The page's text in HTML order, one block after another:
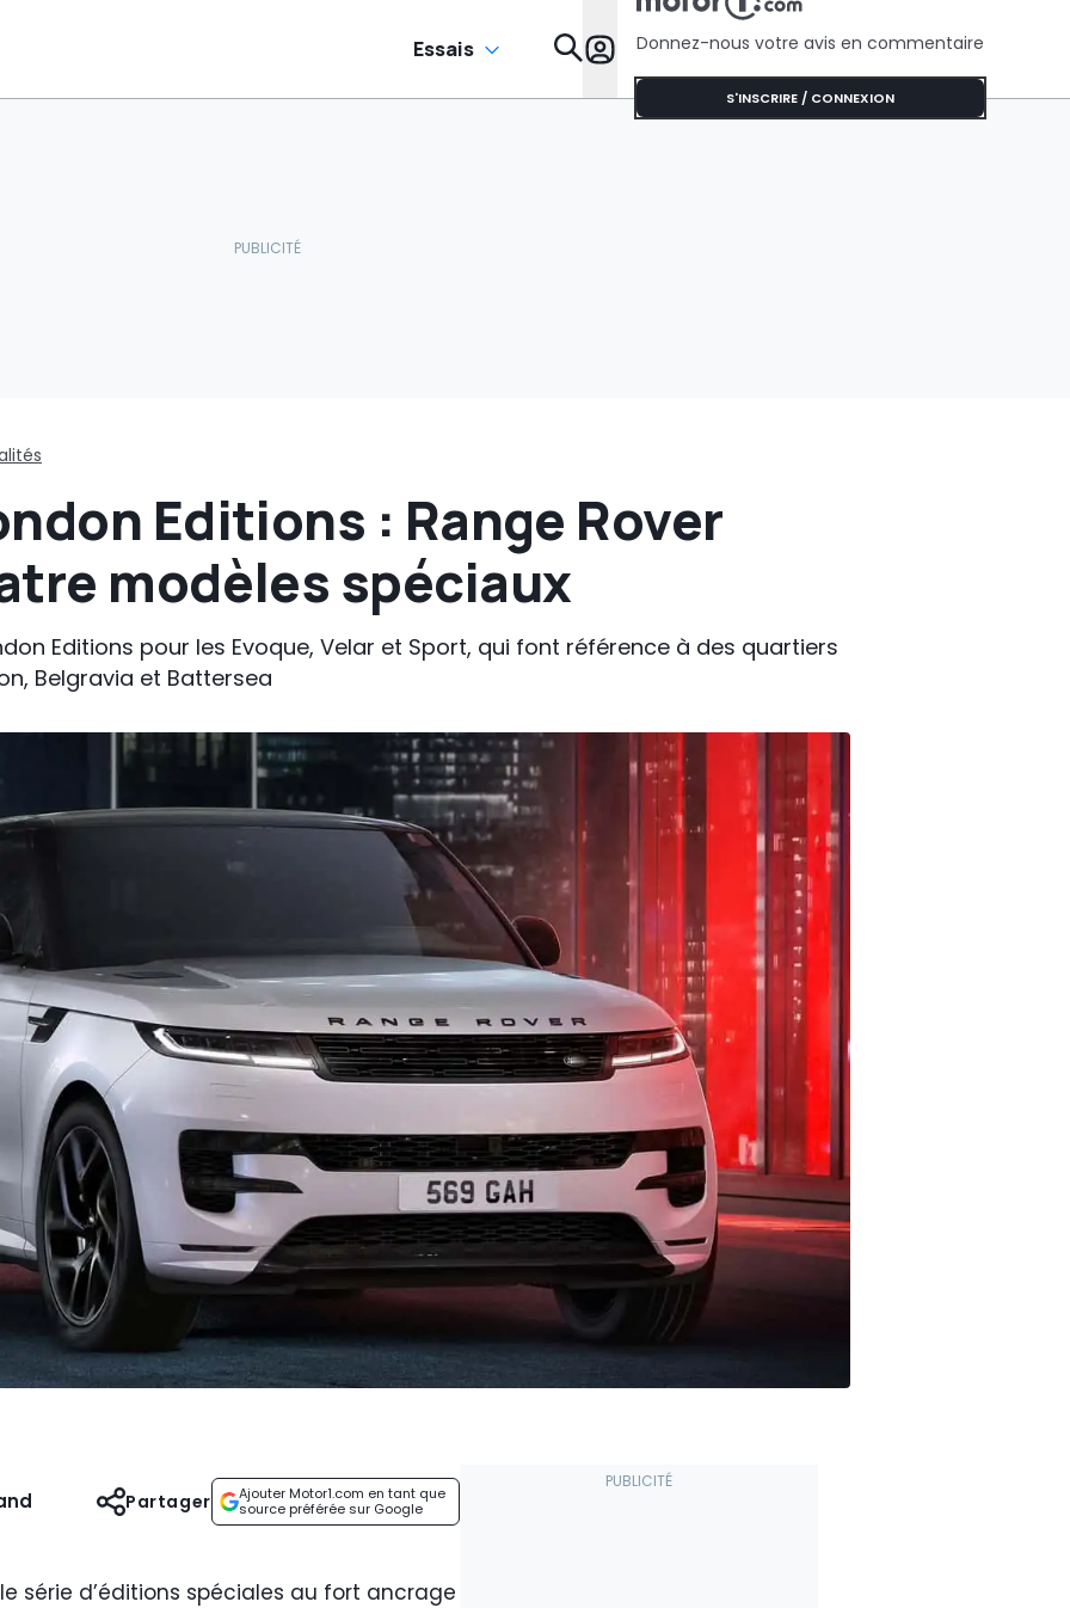
Essais Donnez-nous votre avis en commentaire
S'INSCRIRE / CONNEXION
Editions : Range Rover
modèles spéciaux
Editions pour les Evoque, Velar et Sport, qui font référence à des quartiers
Belgravia et Battersea
Ajouter Motor1.com en tant que
source préférée sur Google
Partager
série d’éditions spéciales au fort ancrage
électriques
mondiales